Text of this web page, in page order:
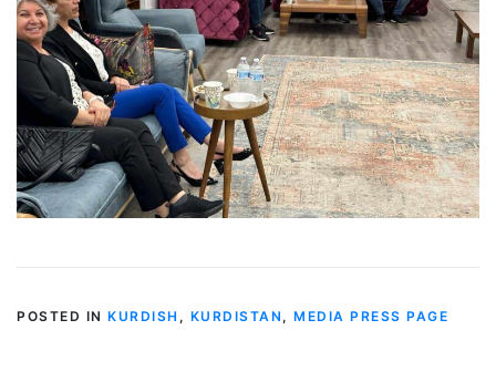
POSTED IN KURDISH , KURDISTAN , MEDIA PRESS PAGE